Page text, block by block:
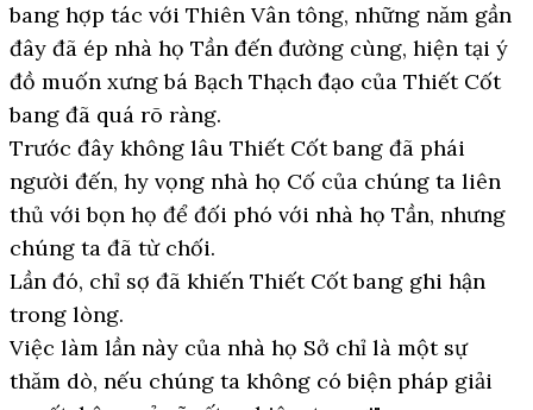
bang hợp tác với Thiên Vân tông, những năm gần
đây đã ép nhà họ Tần đến đường cùng, hiện tại ý
đồ muốn xưng bá Bạch Thạch đạo của Thiết Cốt
bang đã quá rõ ràng.
Trước đây không lâu Thiết Cốt bang đã phái
người đến, hy vọng nhà họ Cố của chúng ta liên
thủ với bọn họ để đối phó với nhà họ Tần, nhưng
chúng ta đã từ chối.
Lần đó, chỉ sợ đã khiến Thiết Cốt bang ghi hận
trong lòng.
Việc làm lần này của nhà họ Sở chỉ là một sự
thăm dò, nếu chúng ta không có biện pháp giải